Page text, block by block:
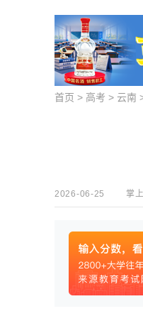
首页 > 高考 > 云南
2026-06-25 掌